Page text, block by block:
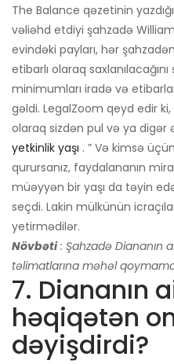
The Balance qəzetinin
vəliəhd etdiyi şahzadə
evindəki payları, hər
etibarlı olaraq
minimumları iradə və
gəldi. LegalZoom qeyd edir
olaraq sizdən pul və ya digər
yetkinlik yaşı . ” Və kimsə
qurursanız, faydalananın
müəyyən bir yaşı da təyin
seçdi. Lakin mülkünün
yetirmədilər.
Növbəti : Şahzadə Diananın
təlimatlarına məhəl
7. Diananın
həqiqətən
dəyişdirdi?